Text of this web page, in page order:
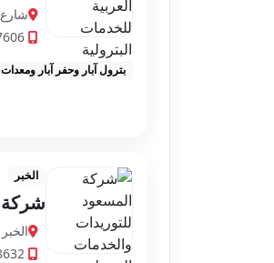
بترول آبار وحفر آبار ومعدات
الخبر
شركة
الخبر -